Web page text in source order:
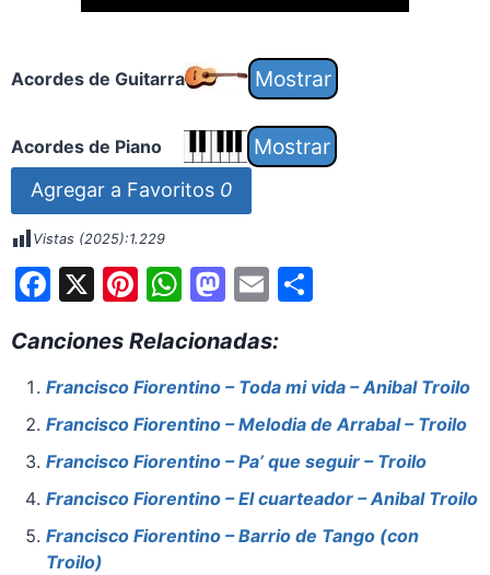
Acordes de Guitarra
Acordes de Piano
Agregar a Favoritos 0
Vistas (2025):1.229
F
c
e
b
o
o
k
X Pi
er
e
st
W
at
s
A
p
p
M
st
o
d
o
n
E
ai
l
S
e
Canciones Relacionadas:
Francisco Fiorentino – Toda mi vida – Anibal Troilo
Francisco Fiorentino – Melodia de Arrabal – Troilo
Francisco Fiorentino – Pa’ que seguir – Troilo
Francisco Fiorentino – El cuarteador – Anibal Troilo
Francisco Fiorentino – Barrio de Tango (con
Troilo)